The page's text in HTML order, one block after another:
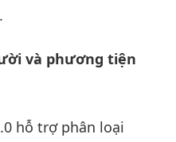
và phương tiện
hỗ trợ phân loại